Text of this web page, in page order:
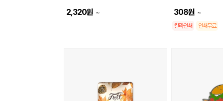
2,320원 ~ 308원 ~
칼라인쇄 인쇄무료